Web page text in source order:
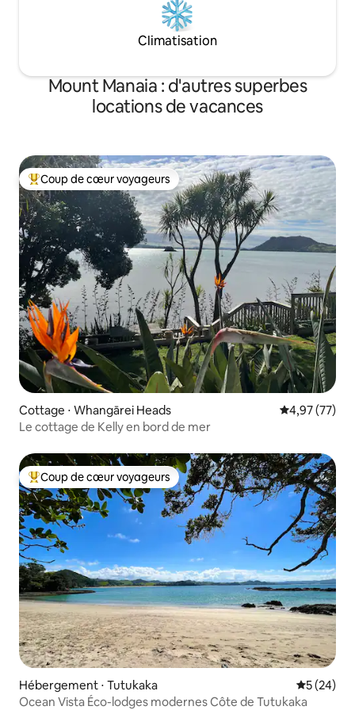
Climatisation
Mount Manaia : d'autres superbes
locations de vacances
Coups de cœur voyageurs les plus appréciés
Coup de cœur voyageurs
Cottage ⋅ Whangārei Heads Évaluation
4,97 (77)
Le cottage de Kelly en bord de mer
Coups de cœur voyageurs les plus appréciés
Coup de cœur voyageurs
Hébergement ⋅ Tutukaka
5 (24)
Ocean Vista Éco-lodges modernes Côte de Tutukaka